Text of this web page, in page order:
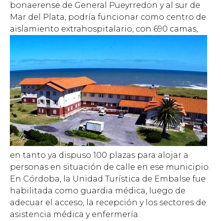
bonaerense de General Pueyrredon y al sur de
Mar del Plata, podría funcionar como centro de
aislamiento extrahospitalario, con 690 camas,
en tanto ya dispuso 100 plazas para alojar a
personas en situación de calle en ese municipio.
En Córdoba, la Unidad Turística de Embalse fue
habilitada como guardia médica, luego de
adecuar el acceso, la recepción y los sectores de
asistencia médica y enfermería.